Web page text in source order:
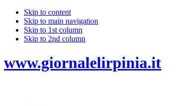
Skip to content
Skip to main navigation
Skip to 1st column
Skip to 2nd column
www.giornalelirpinia.it